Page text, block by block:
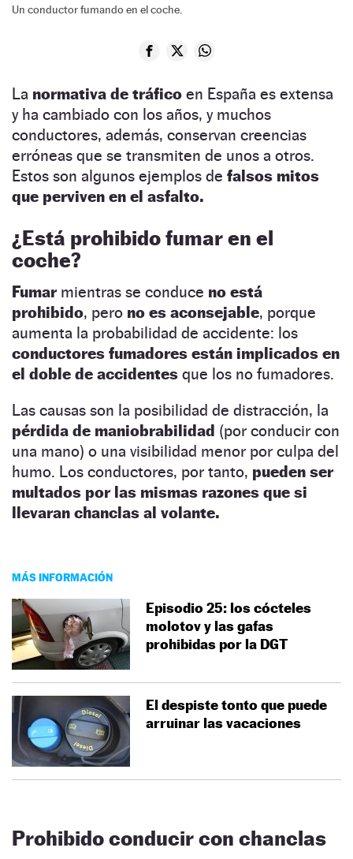
Un conductor fumando en el coche.
La normativa de tráfico en España es extensa
y ha cambiado con los años, y muchos
conductores, además, conservan creencias
erróneas que se transmiten de unos a otros.
Estos son algunos ejemplos de falsos mitos
que perviven en el asfalto.
¿Está prohibido fumar en el
coche?
Fumar mientras se conduce no está
prohibido, pero no es aconsejable, porque
aumenta la probabilidad de accidente: los
conductores fumadores están implicados en
el doble de accidentes que los no fumadores.
Las causas son la posibilidad de distracción, la
pérdida de maniobrabilidad (por conducir con
una mano) o una visibilidad menor por culpa del
humo. Los conductores, por tanto, pueden ser
multados por las mismas razones que si
llevaran chanclas al volante.
MÁS INFORMACIÓN
Episodio 25: los cócteles
molotov y las gafas
prohibidas por la DGT
El despiste tonto que puede
arruinar las vacaciones
Prohibido conducir con chanclas